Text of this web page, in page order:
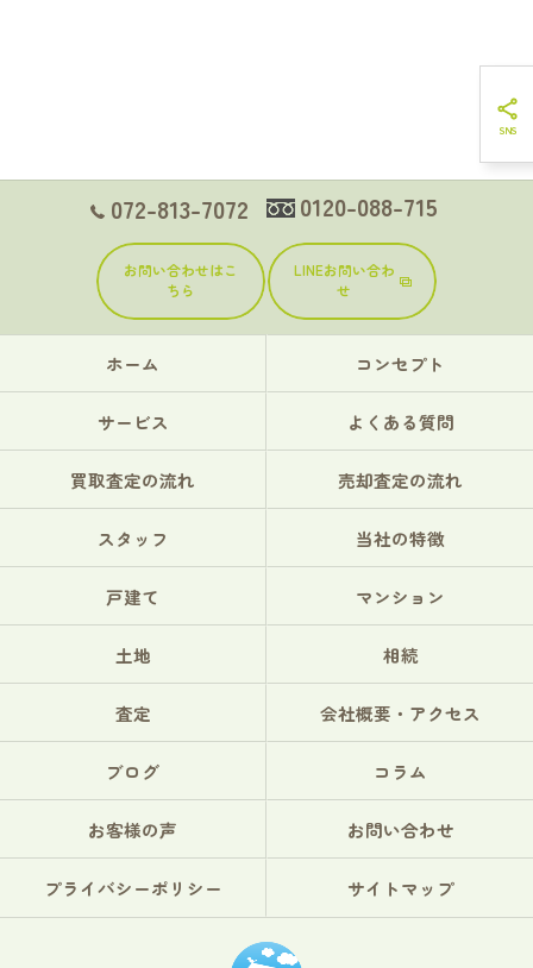
072-813-7072 0120-088-715
お問い合わせはこ
ちら
LINEお問い合わ
せ
ホーム コンセプト
サービス よくある質問
買取査定の流れ 売却査定の流れ
スタッフ 当社の特徴
戸建て マンション
土地 相続
査定 会社概要・アクセス
ブログ コラム
お客様の声 お問い合わせ
プライバシーポリシー サイトマップ